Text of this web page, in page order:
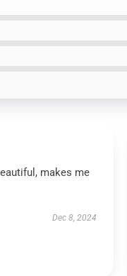
makes me
Dec 8, 2024